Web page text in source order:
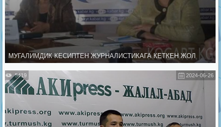
МУГАЛИМДИК КЕСИПТЕН ЖУРНАЛИСТИКАГА КЕТКЕН ЖОЛ
2024-06-26
5419